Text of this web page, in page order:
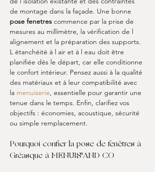
de montage dans la façade. Une bonne
pose fenetres commence par la prise de
mesures au millimètre, la vérification de l
alignement et la préparation des supports.
L étanchéité à l air et à l eau doit être
planifiée dès le départ, car elle conditionne
le confort intérieur. Pensez aussi à la qualité
des matériaux et à leur compatibilité avec
la menuiserie, essentielle pour garantir une
tenue dans le temps. Enfin, clarifiez vos
objectifs : économies, acoustique, sécurité
ou simple remplacement.
Pourquoi confier la pose de fenêtres à
Gréasque à MENUIS'AND CO